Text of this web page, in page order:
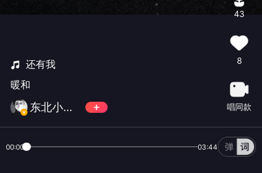
还有我
暖和
东北小哪吒💨
43
8
唱同款
00:00 03:44